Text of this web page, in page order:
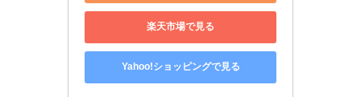
楽天市場で見る
Yahoo!ショッピングで見る